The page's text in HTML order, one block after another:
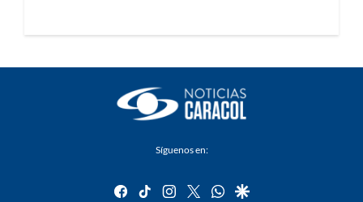
Síguenos en:
facebook
tiktok instagram
twitterwhatsapp
google